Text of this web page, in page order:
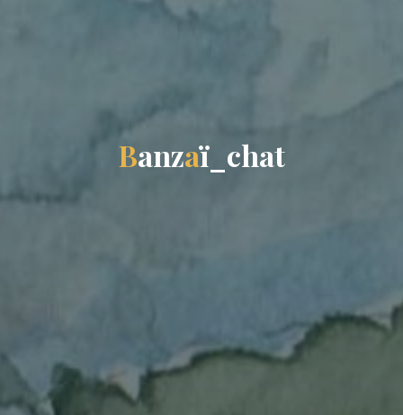
Banzaï_ ch
hat